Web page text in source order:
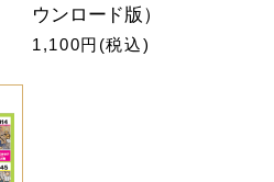
ウンロード版）
1,100円(税込)